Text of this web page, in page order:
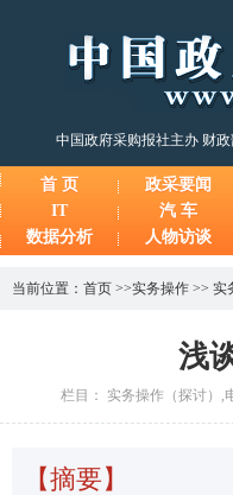
中国政府采购报社主办 财
首 页 政采要闻
IT
汽 车
数据分析
人物访谈
当前位置： 首页 >>实务操作 >> 实
浅
栏目： 实务操作（探讨）,
【摘要】